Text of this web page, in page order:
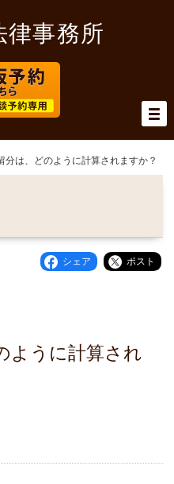
律事務所
分は、どのように計算されますか？
シェア ポスト
ように計算され